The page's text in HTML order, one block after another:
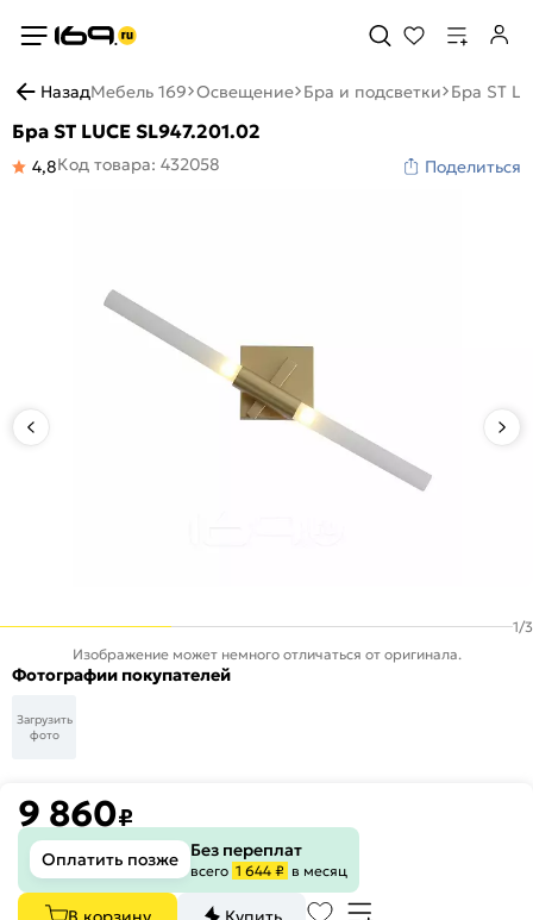
НазадМебель 169 Освещение Бра и подсветки Бра ST
Бра ST LUCE SL947.201.02
4,8Код товара: 432058 Поделиться
1/3
Изображение может немного отличаться от оригинала.
Фотографии покупателей
Загрузить
фото
9 860₽
Оплатить позже Без переплат
всего 1 644 ₽ в месяц